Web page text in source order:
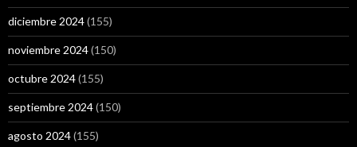
diciembre 2024(155)
noviembre 2024(150)
octubre 2024(155)
septiembre 2024(150)
agosto 2024(155)